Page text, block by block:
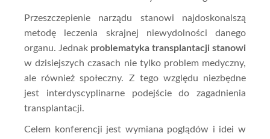
Przeszczepienie narządu stanowi najdoskonalszą
metodę leczenia skrajnej niewydolności danego
organu. Jednak problematyka transplantacji stanowi
w dzisiejszych czasach nie tylko problem medyczny,
ale również społeczny. Z tego względu niezbędne
jest interdyscyplinarne podejście do zagadnienia
transplantacji.
Celem konferencji jest wymiana poglądów i idei w